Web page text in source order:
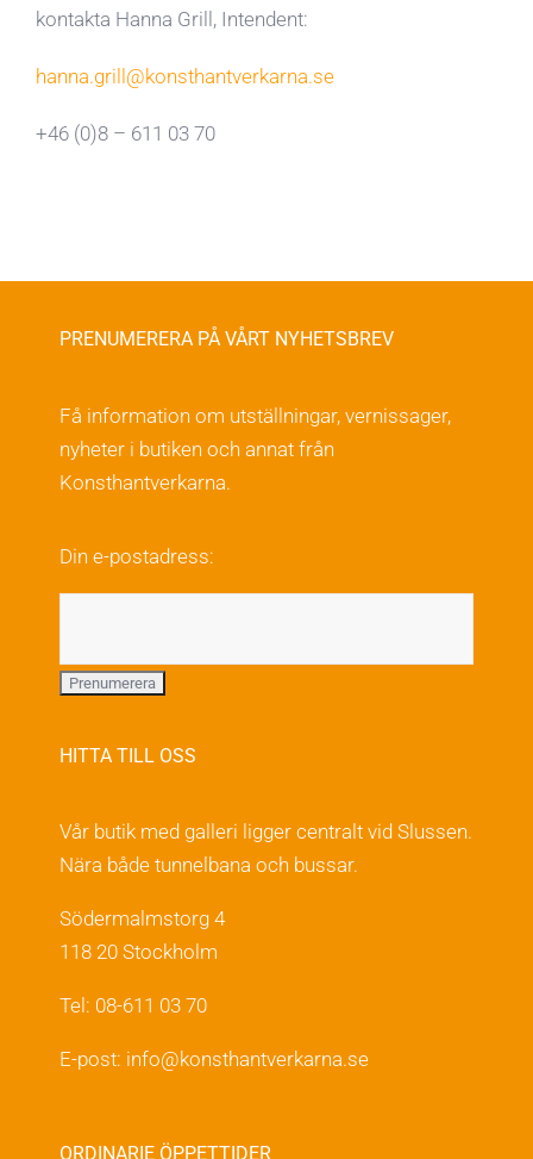
kontakta Hanna Grill, Intendent:
hanna.grill@konsthantverkarna.se
+46 (0)8 – 611 03 70
PRENUMERERA PÅ VÅRT NYHETSBREV
Få information om utställningar, vernissager,
nyheter i butiken och annat från
Konsthantverkarna.
Din e-postadress:
HITTA TILL OSS
Vår butik med galleri ligger centralt vid Slussen.
Nära både tunnelbana och bussar.
Södermalmstorg 4
118 20 Stockholm
Tel: 08-611 03 70
E-post: info@konsthantverkarna.se
ORDINARIE ÖPPETTIDER